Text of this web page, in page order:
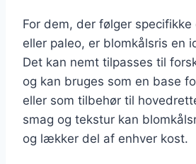
For dem, der følger
eller paleo, er blomkålsris en
Det kan nemt tilpasses til
og kan bruges som en base
eller som tilbehør til
smag og tekstur kan
og lækker del af enhver kost.